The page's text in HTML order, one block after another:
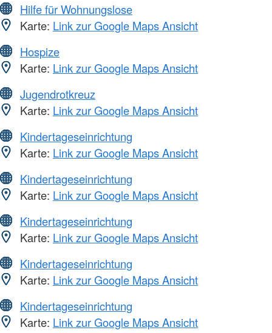
Hilfe für Wohnungslose
Karte: Link zur Google Maps Ansicht
Hospize
Karte: Link zur Google Maps Ansicht
Jugendrotkreuz
Karte: Link zur Google Maps Ansicht
Kindertageseinrichtung
Karte: Link zur Google Maps Ansicht
Kindertageseinrichtung
Karte: Link zur Google Maps Ansicht
Kindertageseinrichtung
Karte: Link zur Google Maps Ansicht
Kindertageseinrichtung
Karte: Link zur Google Maps Ansicht
Kindertageseinrichtung
Karte: Link zur Google Maps Ansicht